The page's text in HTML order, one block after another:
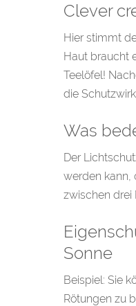
Clever
Hier stimmt
Haut braucht
Teelöfel!
die
Was
Der
werden kann,
zwischen drei
Sonne
Beispiel: Sie
Rötungen zu